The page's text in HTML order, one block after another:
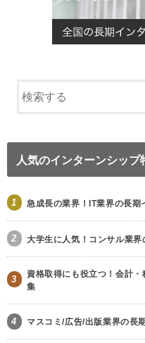
人気のインターンシップ
1 急成長の業界！IT業界の長期
2 大学生に人気！コンサル業
3
資格取得にも役立つ！会計
集
4 マスコミ/広告/出版業界の長